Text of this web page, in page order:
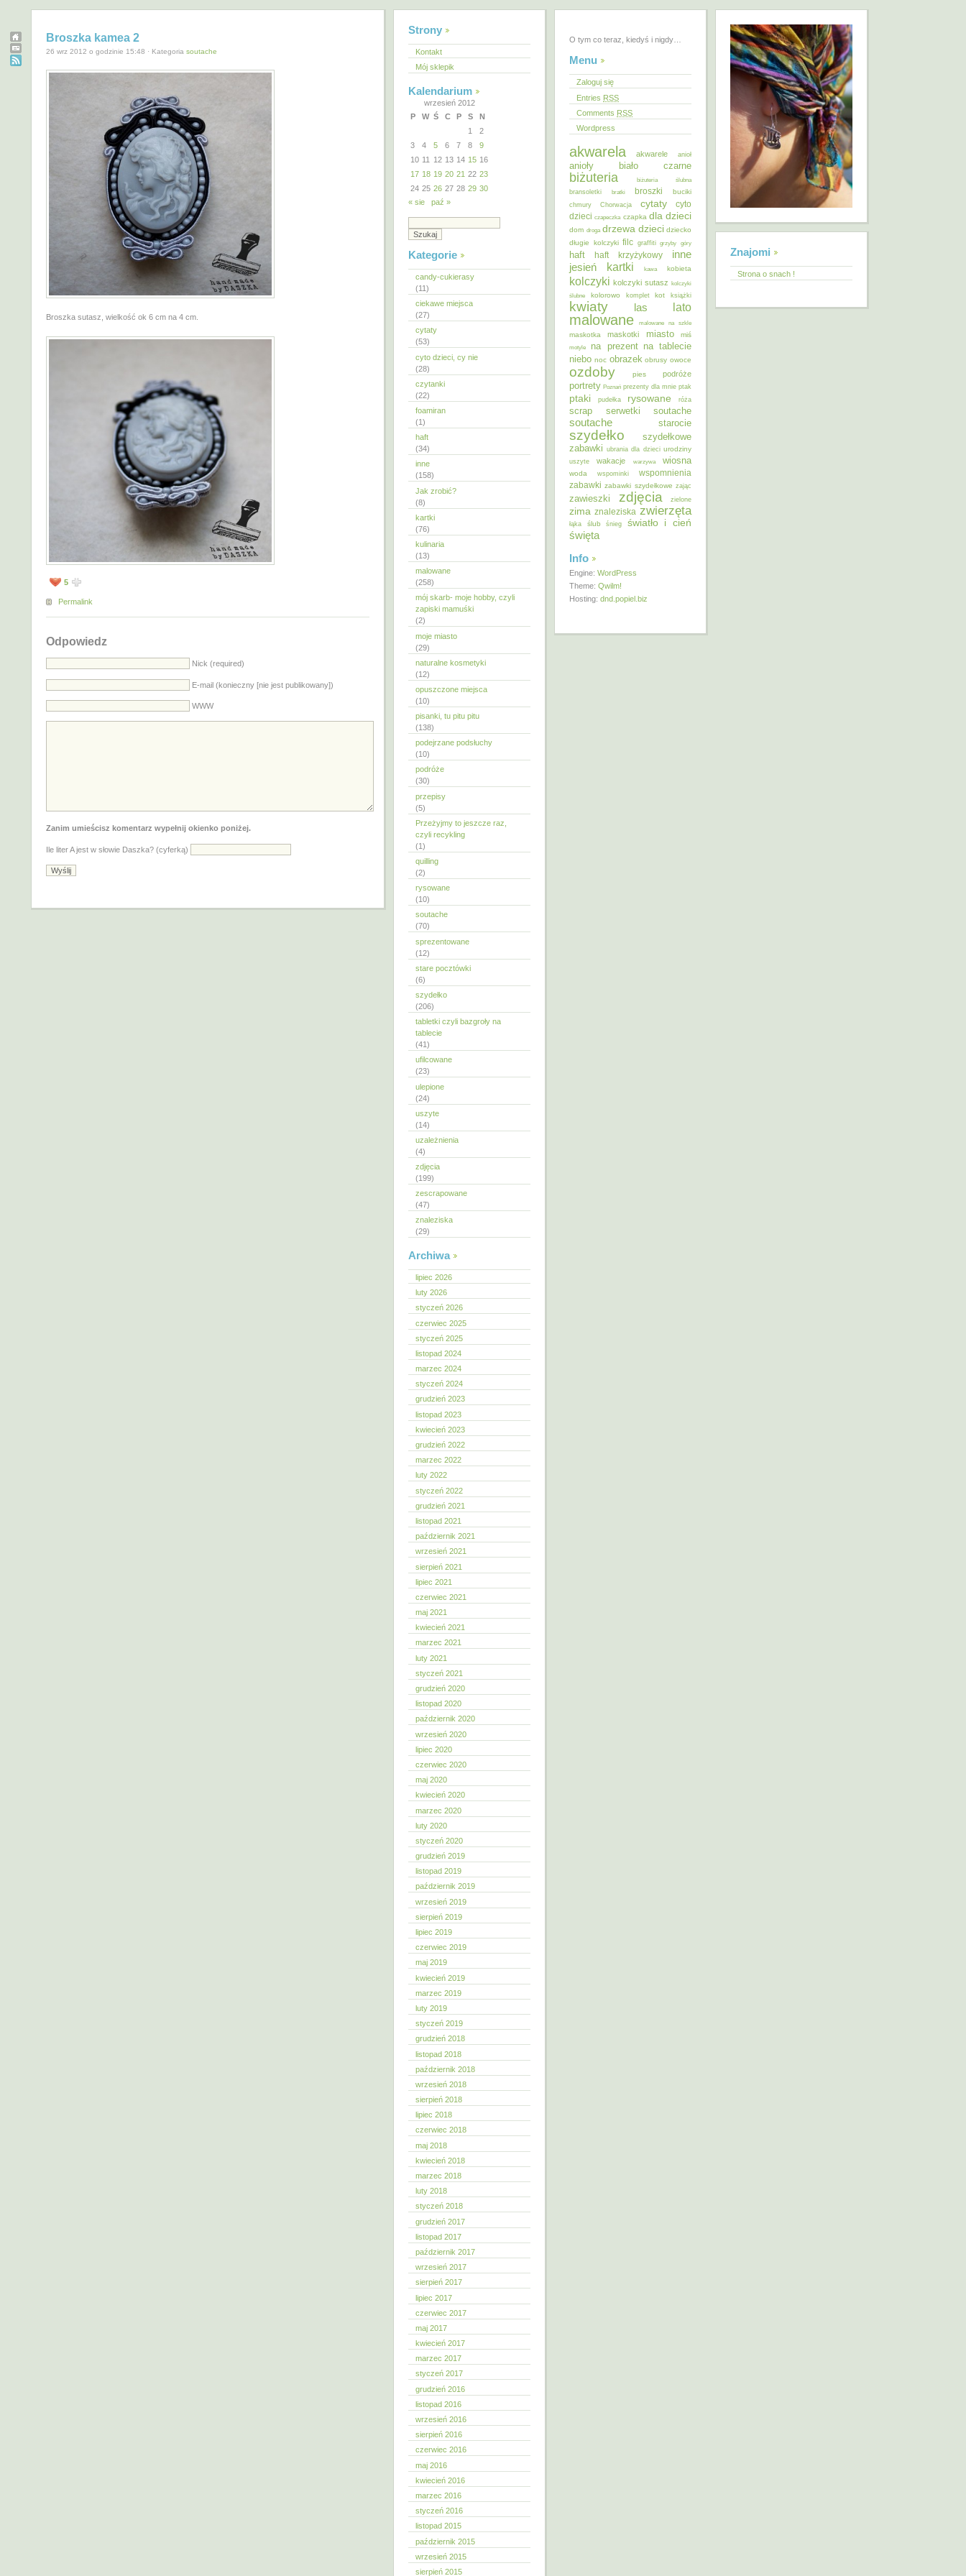
Broszka kamea 2
26 wrz 2012 o godzinie 15:48 · Kategoria soutache
Broszka sutasz, wielkość ok 6 cm na 4 cm.
5
Permalink
Odpowiedz
Nick (required)
E-mail (konieczny [nie jest publikowany])
WWW
Zanim umieścisz komentarz wypełnij okienko poniżej.
Ile liter A jest w słowie Daszka? (cyferką)
Strony
Kontakt
Mój sklepik
Kalendarium
wrzesień 2012
P
W Ś C P S
N
1
2
3
4 5 6 7 8
9
10 11 12 13 14 15 16
17 18 19 20 21 22 23
24 25 26 27 28 29 30
« sie
paź »
Kategorie
candy-cukierasy
(11)
ciekawe miejsca
(27)
cytaty
(53)
cyto dzieci, cy nie
(28)
czytanki
(22)
foamiran
(1)
haft
(34)
inne
(158)
Jak zrobić?
(8)
kartki
(76)
kulinaria
(13)
malowane
(258)
mój skarb- moje hobby, czyli
zapiski mamuśki
(2)
moje miasto
(29)
naturalne kosmetyki
(12)
opuszczone miejsca
(10)
pisanki, tu pitu pitu
(138)
podejrzane podsłuchy
(10)
podróże
(30)
przepisy
(5)
Przeżyjmy to jeszcze raz,
czyli recykling
(1)
quilling
(2)
rysowane
(10)
soutache
(70)
sprezentowane
(12)
stare pocztówki
(6)
szydełko
(206)
tabletki czyli bazgroły na
tablecie
(41)
ufilcowane
(23)
ulepione
(24)
uszyte
(14)
uzależnienia
(4)
zdjęcia
(199)
zescrapowane
(47)
znaleziska
(29)
Archiwa
lipiec 2026
luty 2026
styczeń 2026
czerwiec 2025
styczeń 2025
listopad 2024
marzec 2024
styczeń 2024
grudzień 2023
listopad 2023
kwiecień 2023
grudzień 2022
marzec 2022
luty 2022
styczeń 2022
grudzień 2021
listopad 2021
październik 2021
wrzesień 2021
sierpień 2021
lipiec 2021
czerwiec 2021
maj 2021
kwiecień 2021
marzec 2021
luty 2021
styczeń 2021
grudzień 2020
listopad 2020
październik 2020
wrzesień 2020
lipiec 2020
czerwiec 2020
maj 2020
kwiecień 2020
marzec 2020
luty 2020
styczeń 2020
grudzień 2019
listopad 2019
październik 2019
wrzesień 2019
sierpień 2019
lipiec 2019
czerwiec 2019
maj 2019
kwiecień 2019
marzec 2019
luty 2019
styczeń 2019
grudzień 2018
listopad 2018
październik 2018
wrzesień 2018
sierpień 2018
lipiec 2018
czerwiec 2018
maj 2018
kwiecień 2018
marzec 2018
luty 2018
styczeń 2018
grudzień 2017
listopad 2017
październik 2017
wrzesień 2017
sierpień 2017
lipiec 2017
czerwiec 2017
maj 2017
kwiecień 2017
marzec 2017
styczeń 2017
grudzień 2016
listopad 2016
wrzesień 2016
sierpień 2016
czerwiec 2016
maj 2016
kwiecień 2016
marzec 2016
styczeń 2016
listopad 2015
październik 2015
wrzesień 2015
sierpień 2015
O tym co teraz, kiedyś i nigdy…
Menu
Zaloguj się
Entries RSS
Comments RSS
Wordpress
akwarela akwarele anioł
anioły biało czarne
biżuteria
biżuteria ślubna
bransoletki
bratki broszki buciki
chmury Chorwacja cytaty
cyto
dzieci czapeczka czapka dla dzieci
dom droga drzewa dzieci dziecko
długie kolczyki filc graffiti grzyby góry
haft haft krzyżykowy inne
jesień kartki kawa kobieta
kolczyki kolczyki sutasz kolczyki
ślubne
kolorowo komplet kot książki
kwiaty las lato
malowane malowane na szkle
maskotka maskotki miasto miś
motyle na prezent na tablecie
niebo noc obrazek obrusy owoce
ozdoby pies podróże
portrety Poznań prezenty dla mnie ptak
ptaki pudełka rysowane róża
scrap serwetki soutache
soutache starocie
szydełko
szydełkowe
zabawki ubrania dla dzieci urodziny
uszyte wakacje warzywa wiosna
woda wspominki
wspomnienia
zabawki zabawki szydełkowe zając
zawieszki zdjęcia zielone
zima znaleziska zwierzęta
łąka ślub śnieg światło i cień
święta
Info
Engine: WordPress
Theme: Qwilm!
Hosting: dnd.popiel.biz
Znajomi
Strona o snach !